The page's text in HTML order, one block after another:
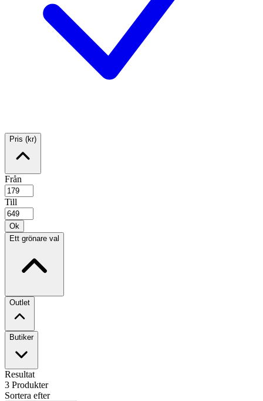
Pris (kr)
Från
Till
Ok
Ett grönare val
Outlet
Butiker
Resultat
3 Produkter
Sortera efter